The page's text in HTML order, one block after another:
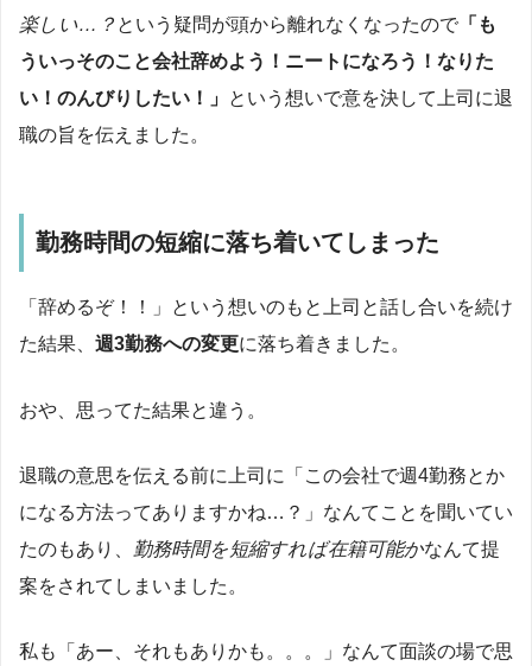
楽しい…？ という疑問が頭から離れなくなったので 「も
ういっそのこと会社辞めよう！ニートになろう！なりた
い！のんびりしたい！」 という想いで意を決して上司に退
職の旨を伝えました。
勤務時間の短縮に落ち着いてしまった
「辞めるぞ！！」という想いのもと上司と話し合いを続け
た結果、 週3勤務への変更に落ち着きました。
おや、思ってた結果と違う。
退職の意思を伝える前に上司に「この会社で週4勤務とか
になる方法ってありますかね…？」なんてことを聞いてい
たのもあり、
勤務時間を短縮すれば在籍可能かなんて提
案をされてしまいました。
私も「あー、それもありかも。。。」なんて面談の場で思